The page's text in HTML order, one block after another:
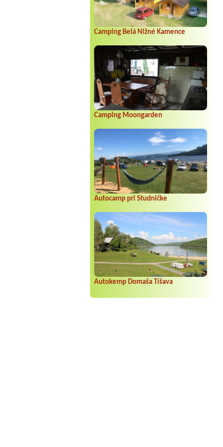
Camping Belá Nižné Kamence
Camping Moongarden
Autocamp pri Studničke
Autokemp Domaša Tíšava